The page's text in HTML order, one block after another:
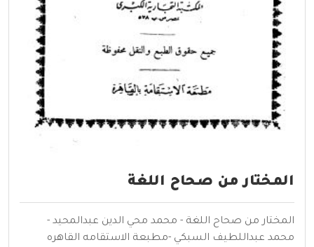
المختار من صحاح اللغة
المختار من صحاح اللغة - محمد محي الدين عبدالمحيد -
محمد عبداللطيف السبكي -مطبعة الاستقامه القاهره